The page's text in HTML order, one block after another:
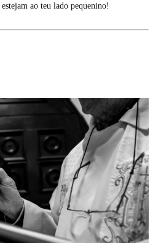
ao teu lado pequenino!